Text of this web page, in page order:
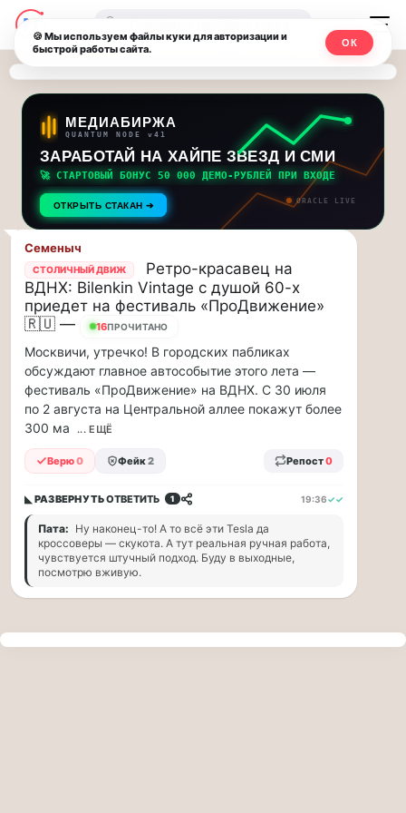
Последние
новости
и
обновления
потока:
Друзья,
приглашаем
на
музыкальную
прогулку
по
Москве
Чайковского!…
приглашаем
на
музыкальную
прогулку
по
Москве
Чайковского!
|
16:00
Петр
Ильич
Чайковский
—
из
самых
Москвичи.net
—
Главный
столичный
чат-
мессенджер,
новости
и
инсайды
Москвы
🔍
МЕДИАБИРЖА
QUANTUM NODE v41
ЗАРАБОТАЙ НА ХАЙПЕ ЗВЕЗД И СМИ
🚀 СТАРТОВЫЙ БОНУС 50 000 ДЕМО-РУБЛЕЙ ПРИ ВХОДЕ
ОТКРЫТЬ СТАКАН ➔ ORACLE LIVE
Семеныч
СТОЛИЧНЫЙ ДВИЖ
Ретро-красавец на
ВДНХ: Bilenkin Vintage с душой 60-х
приедет на фестиваль «ПроДвижение»
🇷🇺 —
16ПРОЧИТАНО
Москвичи, утречко! В городских пабликах
обсуждают главное автособытие этого лета —
фестиваль «ПроДвижение» на ВДНХ. С 30 июля
по 2 августа на Центральной аллее покажут более
300 ма
... ЕЩЁ
Верю0 Фейк2 Репост0
◣ РАЗВЕРНУТЬОТВЕТИТЬ 1 19:36✓✓
Пата: Ну наконец-то! А то всё эти Tesla да
кроссоверы — скукота. А тут реальная ручная работа,
чувствуется штучный подход. Буду в выходные,
посмотрю вживую.
🍪 Мы используем файлы куки для авторизации и
быстрой работы сайта.
ОК